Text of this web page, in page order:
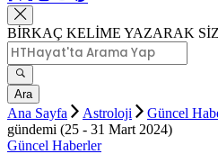
BİRKAÇ KELİME YAZARAK
Ara
Ana Sayfa Astroloji Güncel
gündemi (25 - 31 Mart 2024)
Güncel Haberler